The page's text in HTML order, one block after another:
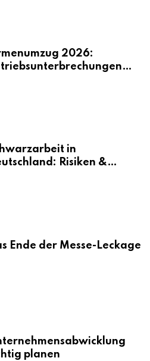
2026:
in
Risiken &
Ende der Messe-Leckage
planen